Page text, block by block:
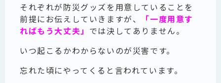
それぞれが防災グッズを用意していることを
前提にお伝えしていきますが、
「一度用意す
ればもう大丈夫」 では決してありません。
いつ起こるかわからないのが災害です。
忘れた頃にやってくると言われています。